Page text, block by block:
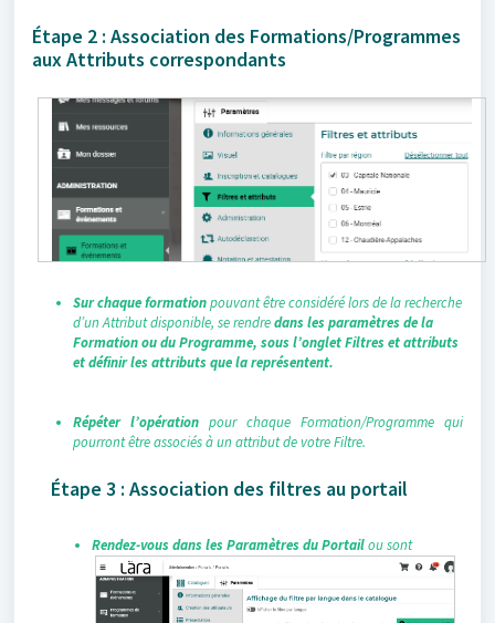
Étape 2 : Association des Formations/Programmes
aux Attributs correspondants
Sur chaque formationpouvant être considéré lors de la recherche
d’un Attribut disponible, se rendredans les paramètres de la
Formation ou du Programme, sous l’onglet Filtres et attributs
et définir les attributs que la représentent.
Répéter l’opération pour chaque Formation/Programme qui
pourront être associés à un attribut de votre Filtre.
Étape 3 : Association des filtres au portail
Rendez-vous dans les Paramètres du Portailou sont